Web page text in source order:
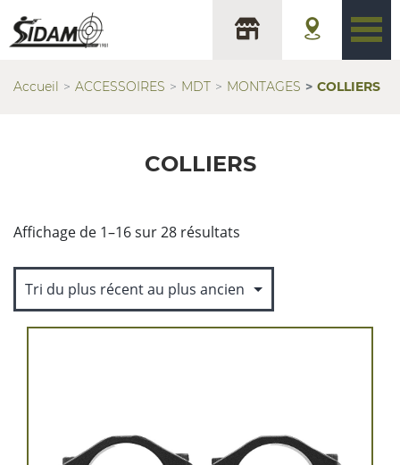
Accueil ACCESSOIRES MDT MONTAGES COLLIERS
COLLIERS
Affichage de 1–16 sur 28 résultats
au